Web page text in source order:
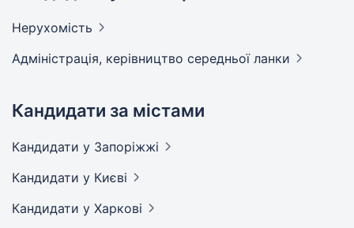
Нерухомість
Адмiнiстрацiя, керівництво середньої ланки
Кандидати за містами
Кандидати у Запоріжжі
Кандидати у Києві
Кандидати у Харкові